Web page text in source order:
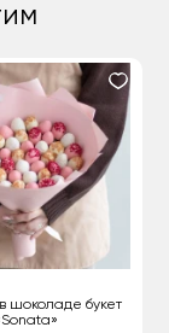
шоколаде букет